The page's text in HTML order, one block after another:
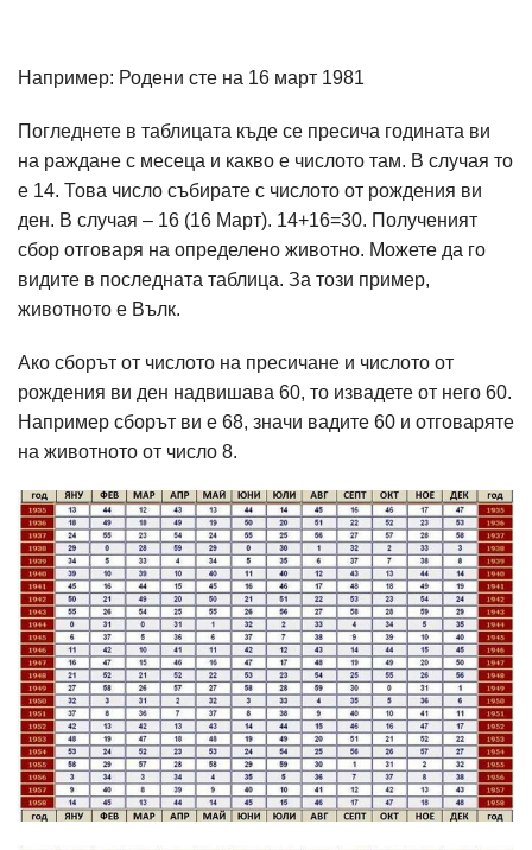
Например: Родени сте на 16 март 1981
Погледнете в таблицата къде се пресича годината ви
на раждане с месеца и какво е числото там. В случая то
е 14. Това число събирате с числото от рождения ви
ден. В случая – 16 (16 Март). 14+16=30. Полученият
сбор отговаря на определено животно. Можете да го
видите в последната таблица. За този пример,
животното е Вълк.
Ако сборът от числото на пресичане и числото от
рождения ви ден надвишава 60, то извадете от него 60.
Например сборът ви е 68, значи вадите 60 и отговаряте
на животното от число 8.